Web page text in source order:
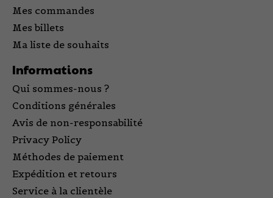
Mes commandes
Mes billets
Ma liste de souhaits
Informations
Qui sommes-nous ?
Conditions générales
Avis de non-responsabilité
Privacy Policy
Méthodes de paiement
Expédition et retours
Service à la clientèle